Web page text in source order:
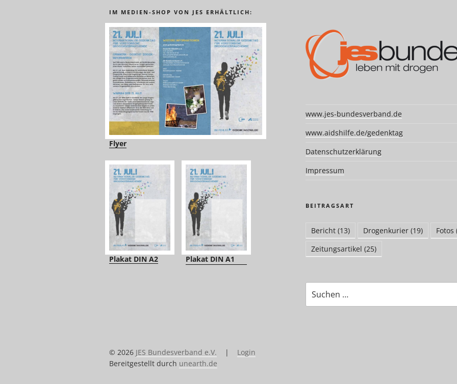
IM MEDIEN-SHOP VON JES ERHÄLTLICH:
Flyer
Plakat DIN A2 Plakat DIN A1
www.jes-bundesverband.de
www.aidshilfe.de/gedenktag
Datenschutzerklärung
Impressum
BEITRAGSART
Bericht(13) Drogenkurier(19) Fotos
Zeitungsartikel (25)
nach:
© 2026 JES Bundesverband e.V. | Login
Bereitgestellt durch unearth.de